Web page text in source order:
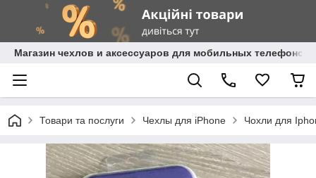
Магазин чехлов и аксессуаров для мобильных телефонов
Товари та послуги Чехлы для iPhone Чохли для